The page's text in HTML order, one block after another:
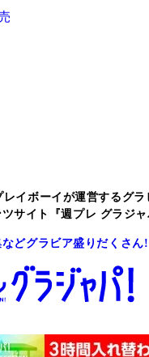
レイボーイが運営するグラ
サイト『週プレ グラジャ
どグラビア盛りだくさん!